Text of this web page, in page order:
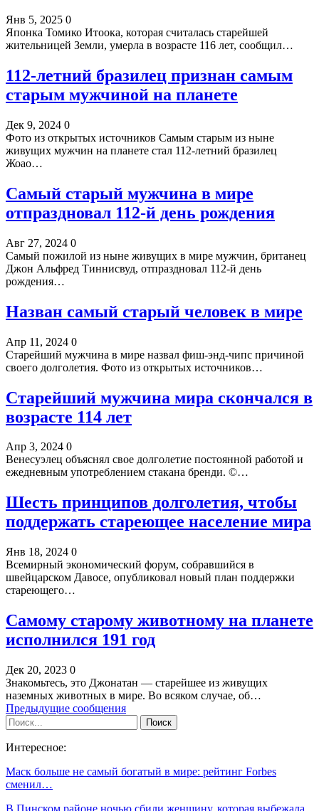
Янв 5, 2025 0
Японка Томико Итоока, которая считалась старейшей
жительницей Земли, умерла в возрасте 116 лет, сообщил…
112-летний бразилец признан самым
старым мужчиной на планете
Дек 9, 2024 0
Фото из открытых источников Самым старым из ныне
живущих мужчин на планете стал 112-летний бразилец
Жоао…
Самый старый мужчина в мире
отпраздновал 112-й день рождения
Авг 27, 2024 0
Самый пожилой из ныне живущих в мире мужчин, британец
Джон Альфред Тиннисвуд, отпраздновал 112-й день
рождения…
Назван самый старый человек в мире
Апр 11, 2024 0
Старейший мужчина в мире назвал фиш-энд-чипс причиной
своего долголетия. Фото из открытых источников…
Старейший мужчина мира скончался в
возрасте 114 лет
Апр 3, 2024 0
Венесуэлец объяснял свое долголетие постоянной работой и
ежедневным употреблением стакана бренди. ©…
Шесть принципов долголетия, чтобы
поддержать стареющее население мира
Янв 18, 2024 0
Всемирный экономический форум, собравшийся в
швейцарском Давосе, опубликовал новый план поддержки
стареющего…
Самому старому животному на планете
исполнился 191 год
Дек 20, 2023 0
Знакомьтесь, это Джонатан — старейшее из живущих
наземных животных в мире. Во всяком случае, об…
Предыдущие сообщения
Интересное:
Маск больше не самый богатый в мире: рейтинг Forbes
сменил…
В Пинском районе ночью сбили женщину, которая выбежала